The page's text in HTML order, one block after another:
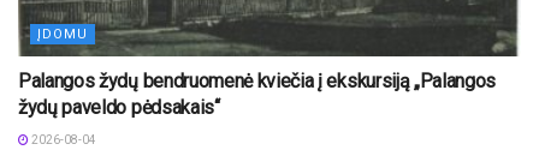
ĮDOMU
Palangos žydų bendruomenė kviečia į ekskursiją „Palangos
žydų paveldo pėdsakais“
2026-08-04